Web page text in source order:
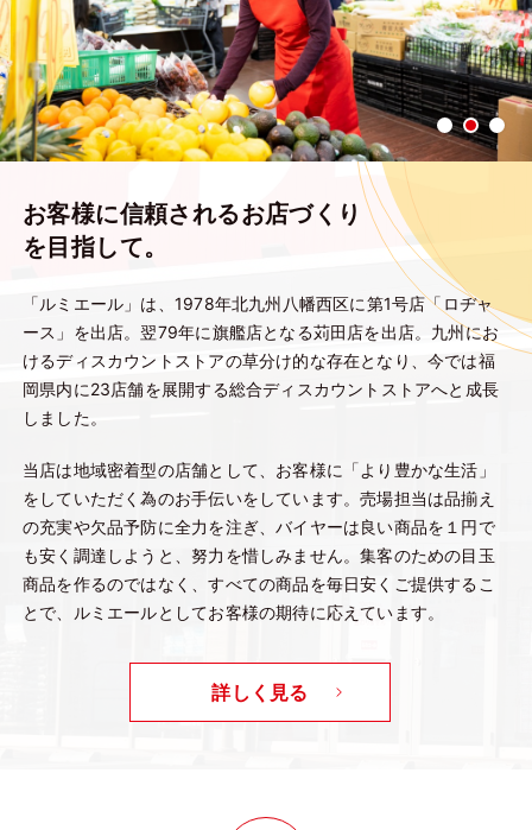
お客様に信頼されるお店づくり
を目指して。
「ルミエール」は、1978年北九州八幡西区に第1号店「ロヂャ
ース」を出店。翌79年に旗艦店となる苅田店を出店。九州にお
けるディスカウントストアの草分け的な存在となり、今では福
岡県内に23店舗を展開する総合ディスカウントストアへと成長
しました。
当店は地域密着型の店舗として、お客様に「より豊かな生活」
をしていただく為のお手伝いをしています。売場担当は品揃え
の充実や欠品予防に全力を注ぎ、バイヤーは良い商品を１円で
も安く調達しようと、努力を惜しみません。集客のための目玉
商品を作るのではなく、すべての商品を毎日安くご提供するこ
とで、ルミエールとしてお客様の期待に応えています。
詳しく見る